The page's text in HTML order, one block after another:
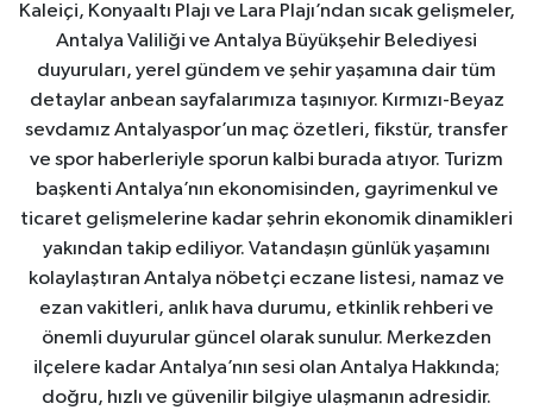
Kaleiçi, Konyaaltı Plajı ve Lara Plajı’ndan sıcak gelişmeler,
Antalya Valiliği ve Antalya Büyükşehir Belediyesi
duyuruları, yerel gündem ve şehir yaşamına dair tüm
detaylar anbean sayfalarımıza taşınıyor. Kırmızı-Beyaz
sevdamız Antalyaspor’un maç özetleri, fikstür, transfer
ve spor haberleriyle sporun kalbi burada atıyor. Turizm
başkenti Antalya’nın ekonomisinden, gayrimenkul ve
ticaret gelişmelerine kadar şehrin ekonomik dinamikleri
yakından takip ediliyor. Vatandaşın günlük yaşamını
kolaylaştıran Antalya nöbetçi eczane listesi, namaz ve
ezan vakitleri, anlık hava durumu, etkinlik rehberi ve
önemli duyurular güncel olarak sunulur. Merkezden
ilçelere kadar Antalya’nın sesi olan Antalya Hakkında;
doğru, hızlı ve güvenilir bilgiye ulaşmanın adresidir.